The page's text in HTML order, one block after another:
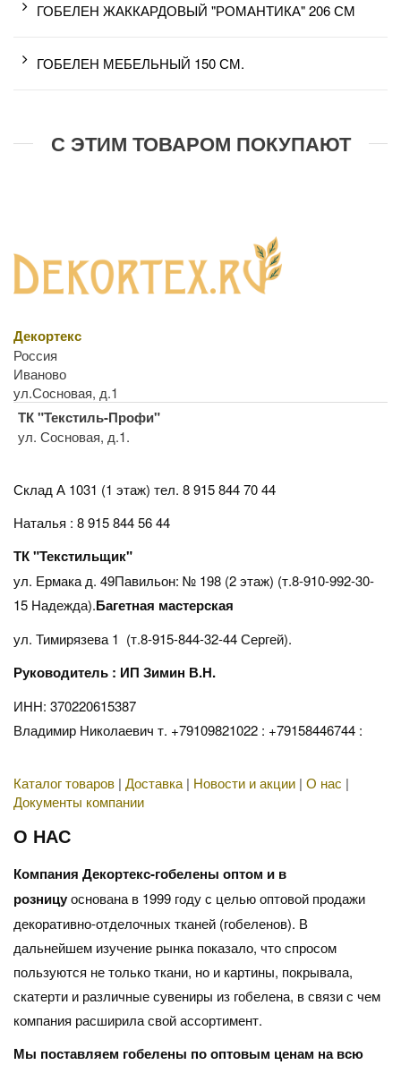
ГОБЕЛЕН ЖАККАРДОВЫЙ "РОМАНТИКА" 206 СМ
ГОБЕЛЕН МЕБЕЛЬНЫЙ 150 СМ.
С ЭТИМ ТОВАРОМ ПОКУПАЮТ
Декортекс
Россия
Иваново
ул.Сосновая, д.1
ТК "Текстиль-Профи"
ул. Сосновая, д.1.
Склад А 1031 (1 этаж) тел. 8 915 844 70 44
Наталья : 8 915 844 56 44
ТК "Текстильщик"
ул. Ермака д. 49Павильон: № 198 (2 этаж) (т.8-910-992-30-
15 Надежда).Багетная мастерская
ул. Тимирязева 1 (т.8-915-844-32-44 Сергей).
Руководитель : ИП Зимин В.Н.
ИНН: 370220615387
Владимир Николаевич т. +79109821022 : +79158446744 :
Каталог товаров | Доставка | Новости и акции | О нас |
Документы компании
О НАС
Компания Декортекс-гобелены оптом и в
розницуоснована в 1999 году с целью оптовой продажи
декоративно-отделочных тканей (гобеленов). В
дальнейшем изучение рынка показало, что спросом
пользуются не только ткани, но и картины, покрывала,
скатерти и различные сувениры из гобелена, в связи с чем
компания расширила свой ассортимент.
Мы поставляем гобелены по оптовым ценам на всю